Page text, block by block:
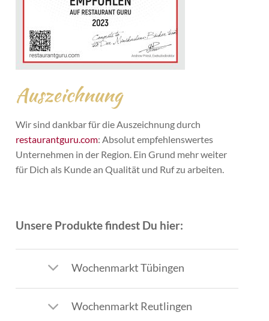
Auszeichnung
Wir sind dankbar für die Auszeichnung durch
restaurantguru.com: Absolut empfehlenswertes
Unternehmen in der Region. Ein Grund mehr weiter
für Dich als Kunde an Qualität und Ruf zu arbeiten.
Unsere Produkte findest Du hier:
Wochenmarkt Tübingen
Wochenmarkt Reutlingen